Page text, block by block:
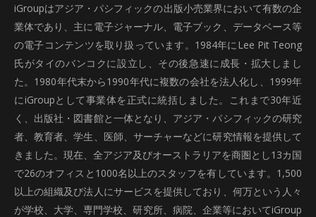
iGroupはアジア・パシフィックの出版小売業界において有数の企
業体であり、主に電子ジャーナル、電子ブック、データベース等
の電子コンテンツを取り扱っています。1984年にLee Pit Teong
氏がタイのバンコクに設立し、その後急速に成長・拡大しまし
た。1980年代末から1990年代に複数の会社を法人化し、1999年
にiGroupとして事業体を正式に統括しました。これまで30年近
く、出版社・図書館と一体となり、アジア・パシフィックの研究
者、教育者、学生、医師、サーチャーなどに研究情報を提供して
きました。現在、全アジア及びオーストラリアを商圏とし13カ国
で26のオフィスと1000名以上のスタッフを有しています。1,500
以上の組織及び法人にサービスを提供しており、何万という人々
が学校、大学、専門学校、研究所、病院、企業等においてiGroup